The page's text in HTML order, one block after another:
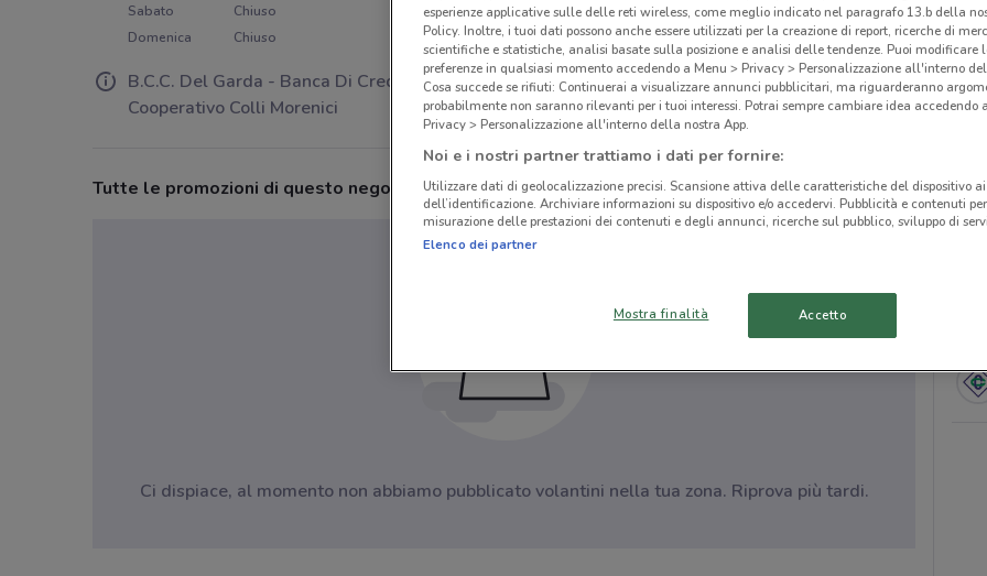
Sabato
Chiuso
Domenica
Chiuso
B.C.C. Del Garda - Banca Di Credito
Cooperativo Colli Morenici
Tutte le promozioni di questo negozio
Ci dispiace, al momento non abbiamo pubblicato volantini nella tua zona. Riprova più tardi.
esperienze applicative sulle delle reti wireless, come meglio indicato nel paragrafo 13.b della
Policy. Inoltre, i tuoi dati possono anche essere utilizzati per la creazione di report, ricerche di
scientifiche e statistiche, analisi basate sulla posizione e analisi delle tendenze. Puoi modificare
preferenze in qualsiasi momento accedendo a Menu > Privacy > Personalizzazione all'interno
Cosa succede se rifiuti: Continuerai a visualizzare annunci pubblicitari, ma riguarderanno
probabilmente non saranno rilevanti per i tuoi interessi. Potrai sempre cambiare idea accedendo
Privacy > Personalizzazione all'interno della nostra App.
Noi e i nostri partner trattiamo i dati per fornire:
Utilizzare dati di geolocalizzazione precisi. Scansione attiva delle caratteristiche del dispositivo
dell’identificazione. Archiviare informazioni su dispositivo e/o accedervi. Pubblicità e contenuti
misurazione delle prestazioni dei contenuti e degli annunci, ricerche sul pubblico, sviluppo di
Elenco dei partner
Mostra finalità Accetto